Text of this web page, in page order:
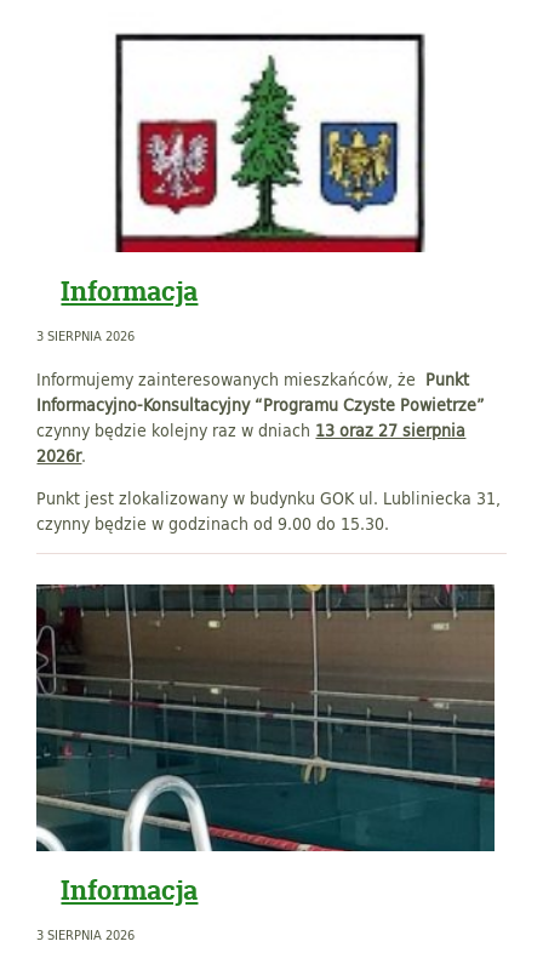
Informacja
3 SIERPNIA 2026
Informujemy zainteresowanych mieszkańców, że Punkt
Informacyjno-Konsultacyjny “Programu Czyste Powietrze”
czynny będzie kolejny raz w dniach 13 oraz 27 sierpnia
2026r.
Punkt jest zlokalizowany w budynku GOK ul. Lubliniecka 31,
czynny będzie w godzinach od 9.00 do 15.30.
Informacja
3 SIERPNIA 2026